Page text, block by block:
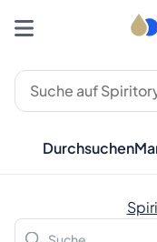
Durchsuchen